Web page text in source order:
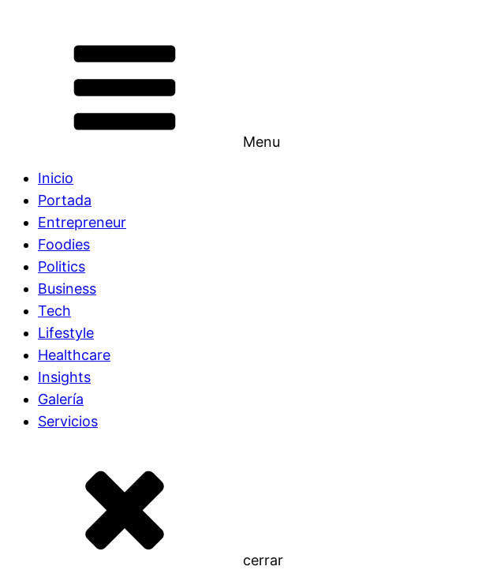
Menu
Inicio
Portada
Entrepreneur
Foodies
Politics
Business
Tech
Lifestyle
Healthcare
Insights
Galería
Servicios
cerrar